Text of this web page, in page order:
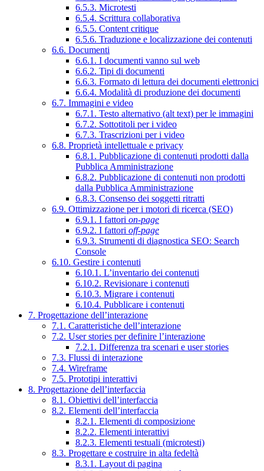
6.5.3. Microtesti
6.5.4. Scrittura collaborativa
6.5.5. Content critique
6.5.6. Traduzione e localizzazione dei contenuti
6.6. Documenti
6.6.1. I documenti vanno sul web
6.6.2. Tipi di documenti
6.6.3. Formato di lettura dei documenti elettronici
6.6.4. Modalità di produzione dei documenti
6.7. Immagini e video
6.7.1. Testo alternativo (alt text) per le immagini
6.7.2. Sottotitoli per i video
6.7.3. Trascrizioni per i video
6.8. Proprietà intellettuale e privacy
6.8.1. Pubblicazione di contenuti prodotti dalla
Pubblica Amministrazione
6.8.2. Pubblicazione di contenuti non prodotti
dalla Pubblica Amministrazione
6.8.3. Consenso dei soggetti ritratti
6.9. Ottimizzazione per i motori di ricerca (SEO)
6.9.1. I fattori on-page
6.9.2. I fattori off-page
6.9.3. Strumenti di diagnostica SEO: Search
Console
6.10. Gestire i contenuti
6.10.1. L’inventario dei contenuti
6.10.2. Revisionare i contenuti
6.10.3. Migrare i contenuti
6.10.4. Pubblicare i contenuti
7. Progettazione dell’interazione
7.1. Caratteristiche dell’interazione
7.2. User stories per definire l’interazione
7.2.1. Differenza tra scenari e user stories
7.3. Flussi di interazione
7.4. Wireframe
7.5. Prototipi interattivi
8. Progettazione dell’interfaccia
8.1. Obiettivi dell’interfaccia
8.2. Elementi dell’interfaccia
8.2.1. Elementi di composizione
8.2.2. Elementi interattivi
8.2.3. Elementi testuali (microtesti)
8.3. Progettare e costruire in alta fedeltà
8.3.1. Layout di pagina